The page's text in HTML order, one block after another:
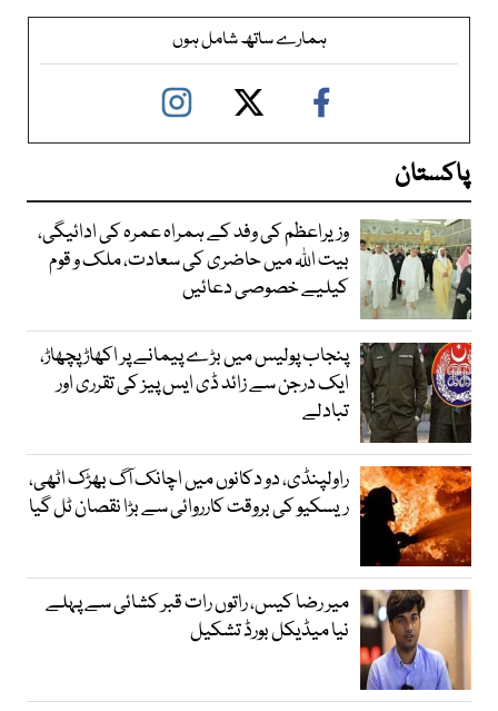
ہمارے ساتھ شامل ہوں
پاکستان
وزیراعظم کی وفد کے ہمراہ عمرہ کی ادائیگی،
بیت اللہ میں حاضری کی سعادت، ملک و قوم
کیلیے خصوصی دعائیں
پنجاب پولیس میں بڑے پیمانے پر اکھاڑ پچھاڑ،
ایک درجن سے زائد ڈی ایس پیز کی تقرری اور
تبادلے
راولپنڈی، دو دکانوں میں اچانک آگ بھڑک اٹھی،
ریسکیو کی بروقت کارروائی سے بڑا نقصان ٹل گیا
میر رضا کیس، راتوں رات قبر کشائی سے پہلے
نیا میڈیکل بورڈ تشکیل